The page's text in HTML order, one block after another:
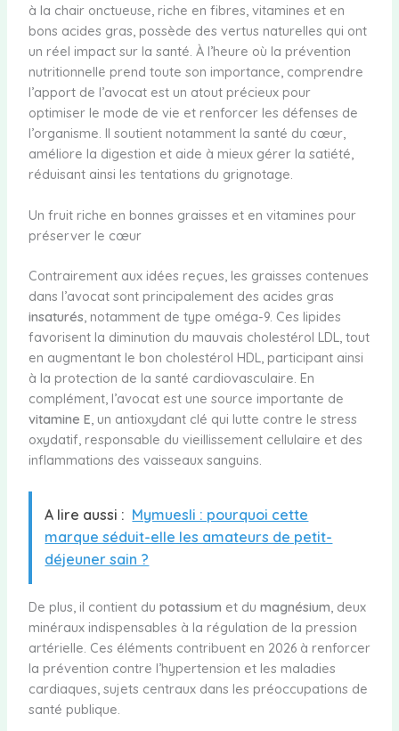
à la chair onctueuse, riche en fibres, vitamines et en
bons acides gras, possède des vertus naturelles qui ont
un réel impact sur la santé. À l’heure où la prévention
nutritionnelle prend toute son importance, comprendre
l’apport de l’avocat est un atout précieux pour
optimiser le mode de vie et renforcer les défenses de
l’organisme. Il soutient notamment la santé du cœur,
améliore la digestion et aide à mieux gérer la satiété,
réduisant ainsi les tentations du grignotage.
Un fruit riche en bonnes graisses et en vitamines pour
préserver le cœur
Contrairement aux idées reçues, les graisses contenues
dans l’avocat sont principalement des acides gras
insaturés, notamment de type oméga-9. Ces lipides
favorisent la diminution du mauvais cholestérol LDL, tout
en augmentant le bon cholestérol HDL, participant ainsi
à la protection de la santé cardiovasculaire. En
complément, l’avocat est une source importante de
vitamine E, un antioxydant clé qui lutte contre le stress
oxydatif, responsable du vieillissement cellulaire et des
inflammations des vaisseaux sanguins.
A lire aussi : Mymuesli : pourquoi cette
marque séduit-elle les amateurs de petit-
déjeuner sain ?
De plus, il contient du potassium et du magnésium, deux
minéraux indispensables à la régulation de la pression
artérielle. Ces éléments contribuent en 2026 à renforcer
la prévention contre l’hypertension et les maladies
cardiaques, sujets centraux dans les préoccupations de
santé publique.